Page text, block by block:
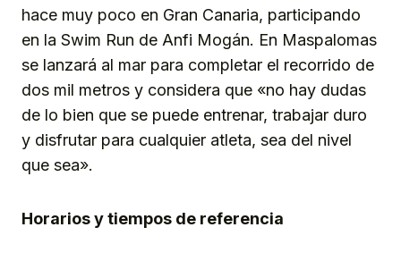
hace muy poco en Gran Canaria, participando
en la Swim Run de Anfi Mogán. En Maspalomas
se lanzará al mar para completar el recorrido de
dos mil metros y considera que «no hay dudas
de lo bien que se puede entrenar, trabajar duro
y disfrutar para cualquier atleta, sea del nivel
que sea».
Horarios y tiempos de referencia